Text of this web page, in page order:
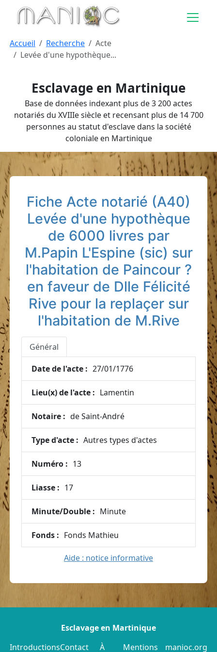
Aller au contenu principal
Esclavage en Martinique
Base de données indexant plus de 3 200 actes
notariés du XVIIIe siècle et recensant plus de 14 700
personnes au statut d'esclave dans la société
coloniale en Martinique
Accueil Recherche
Acte
Levée d'une hypothèque...
Fiche Acte notarié (A40)
Levée d'une hypothèque
de 6000 livres par
M.Papin L'Espine (sic) sur
l'habitation de Paincour ?
en faveur de Dlle Félicité
Rive pour la replaçer sur
l'habitation de M.Rive
Général
Date de l'acte : 27/01/1776
Lieu(x) de l'acte : Lamentin
Notaire : de Saint-André
Type d'acte : Autres types d'actes
Numéro : 13
Liasse : 17
Minute/Double : Minute
Fonds : Fonds Mathieu
Aide : notice informative
Esclavage en Martinique
IntroductionsContact À Mentions manioc.org